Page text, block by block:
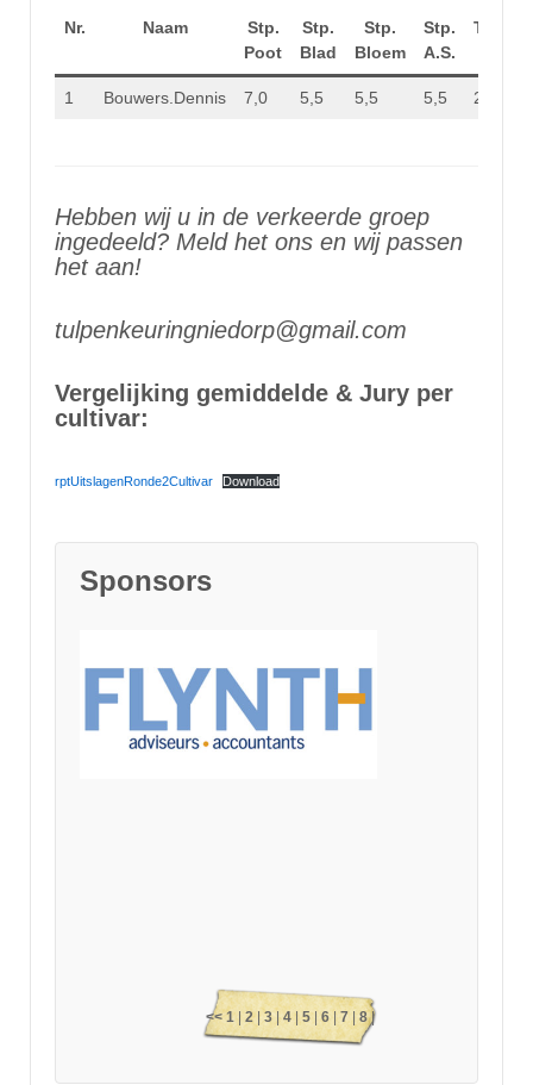
Nr. Naam
Stp.
Poot
Stp.
Blad
Stp.
Bloem
Stp.
A.S.
Totaal
1 Bouwers.Dennis 7,0 5,5 5,5 5,5 23,5
Hebben wij u in de verkeerde groep
ingedeeld? Meld het ons en wij passen
het aan!
tulpenkeuringniedorp@gmail.com
Vergelijking gemiddelde & Jury per
cultivar:
rptUitslagenRonde2Cultivar Download
Sponsors
<< 1| 2|3|4| 5| 6| 7|8|